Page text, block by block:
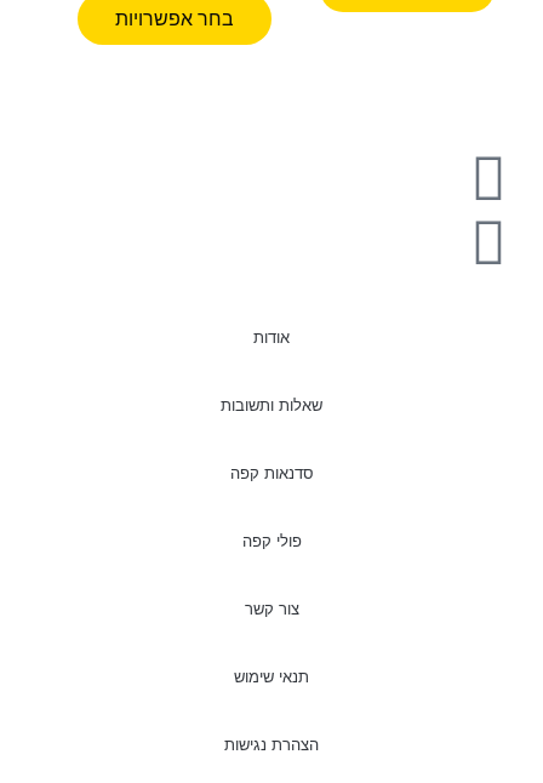
בחר אפשרויות
אודות
שאלות ותשובות
סדנאות קפה
פולי קפה
צור קשר
תנאי שימוש
הצהרת נגישות